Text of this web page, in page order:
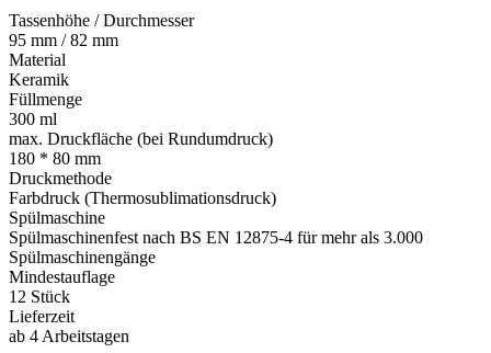
Tassenhöhe / Durchmesser
95 mm / 82 mm
Material
Keramik
Füllmenge
300 ml
max. Druckfläche (bei Rundumdruck)
180 * 80 mm
Druckmethode
Farbdruck (Thermosublimationsdruck)
Spülmaschine
Spülmaschinenfest nach BS EN 12875-4 für mehr als 3.000
Spülmaschinengänge
Mindestauflage
12 Stück
Lieferzeit
ab 4 Arbeitstagen